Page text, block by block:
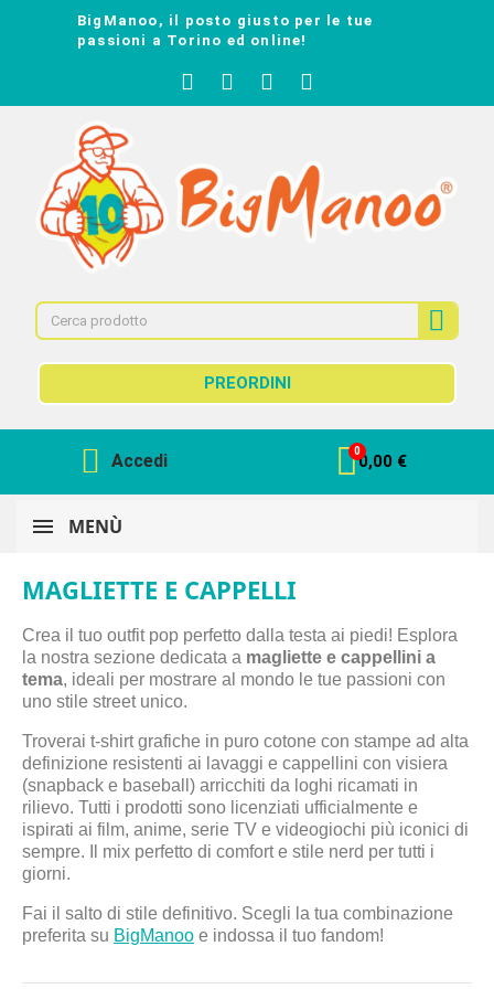
BigManoo, il posto giusto per le tue
passioni a Torino ed online!
PREORDINI
Accedi 0,00 €
MENÙ
MAGLIETTE E CAPPELLI
Crea il tuo outfit pop perfetto dalla testa ai piedi! Esplora
la nostra sezione dedicata a magliette e cappellini a
tema, ideali per mostrare al mondo le tue passioni con
uno stile street unico.
Troverai t-shirt grafiche in puro cotone con stampe ad alta
definizione resistenti ai lavaggi e cappellini con visiera
(snapback e baseball) arricchiti da loghi ricamati in
rilievo. Tutti i prodotti sono licenziati ufficialmente e
ispirati ai film, anime, serie TV e videogiochi più iconici di
sempre. Il mix perfetto di comfort e stile nerd per tutti i
giorni.
Fai il salto di stile definitivo. Scegli la tua combinazione
preferita su BigManoo e indossa il tuo fandom!